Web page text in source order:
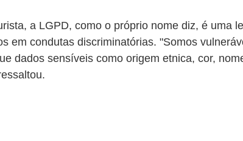
a LGPD, como o próprio nome diz, é uma
em condutas discriminatórias. "Somos
dados sensíveis como origem etnica, cor,